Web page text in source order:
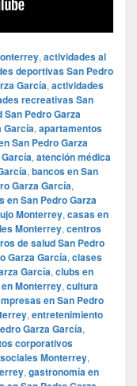
, actividades al
deportivas San Pedro
García, actividades
recreativas San
Pedro Garza
García, apartamentos
San Pedro Garza
, atención médica
, bancos en San
Garza García,
en San Pedro Garza
Monterrey, casas en
Monterrey, centros
de salud San Pedro
Garza García, clases
García, clubs en
Monterrey, cultura
en San Pedro
, entretenimiento
Garza García,
corporativos
Monterrey,
, gastronomía en